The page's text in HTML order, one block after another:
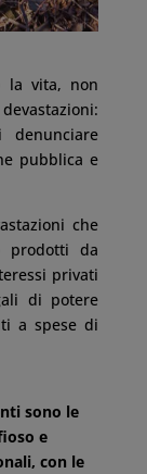
la vita, non
pubblica e
che
prodotti da
privati
di potere
a spese di
sono le
e
con le